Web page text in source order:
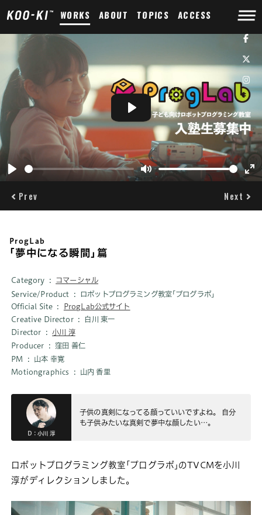
WORKS ABOUT TOPICS ACCESS
Play Mute
Play
Prev Next
ProgLab
｢夢中になる瞬間｣篇
Category
コマーシャル
Service/Product
ロボットプログラミング教室｢プログラボ｣
Official Site
ProgLab公式サイト
Creative Director
白川 東一
Director
小川 淳
Producer
窪田 善仁
PM
山本 幸寛
Motiongraphics
山内 香里
D：小川 淳
子供の真剣になってる顔っていいですよね。 自分
も子供みたいな真剣で夢中な顔したい…。
ロボットプログラミング教室｢プログラボ｣のTVCMを小川
淳がディレクションしました。